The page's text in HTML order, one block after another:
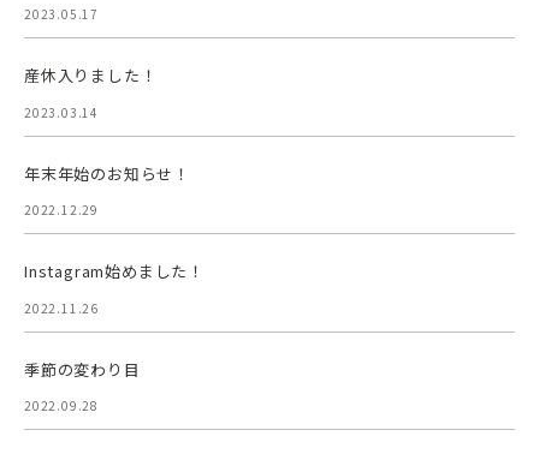
2023.05.17
産休入りました！
2023.03.14
年末年始のお知らせ！
2022.12.29
Instagram始めました！
2022.11.26
季節の変わり目
2022.09.28